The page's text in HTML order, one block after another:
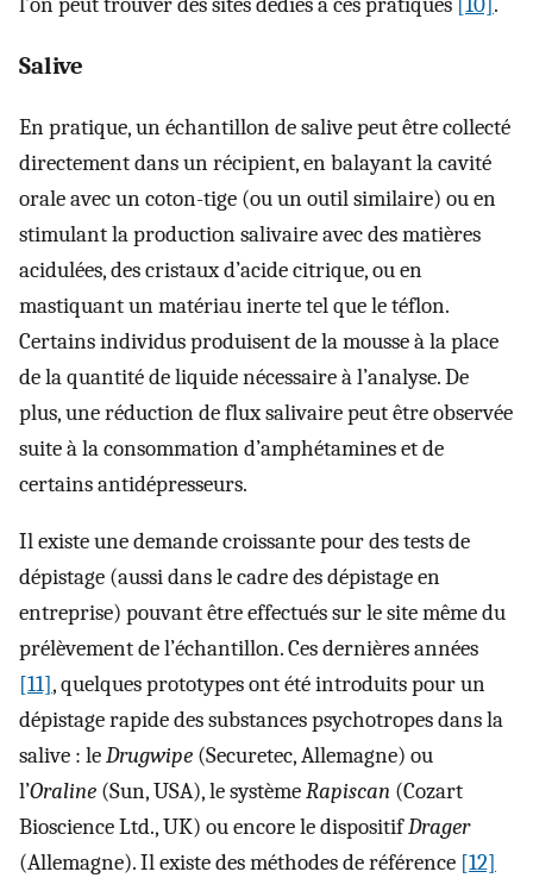
Salive
En pratique, un échantillon de salive peut être collecté
directement dans un récipient, en balayant la cavité
orale avec un coton-tige (ou un outil similaire) ou en
stimulant la production salivaire avec des matières
acidulées, des cristaux d’acide citrique, ou en
mastiquant un matériau inerte tel que le téflon.
Certains individus produisent de la mousse à la place
de la quantité de liquide nécessaire à l’analyse. De
plus, une réduction de flux salivaire peut être observée
suite à la consommation d’amphétamines et de
certains antidépresseurs.
Il existe une demande croissante pour des tests de
dépistage (aussi dans le cadre des dépistage en
entreprise) pouvant être effectués sur le site même du
prélèvement de l’échantillon. Ces dernières années
[11], quelques prototypes ont été introduits pour un
dépistage rapide des substances psychotropes dans la
salive : leDrugwipe (Securetec, Allemagne) ou
l’Oraline (Sun, USA), le systèmeRapiscan (Cozart
Bioscience Ltd., UK) ou encore le dispositifDrager
(Allemagne). Il existe des méthodes de référence [12]